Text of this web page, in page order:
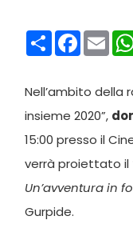
Condividi
Nell’ambito della
insieme 2020”,
15:00 presso il
verrà proiettato il
Un’avventura in
Gurpide.